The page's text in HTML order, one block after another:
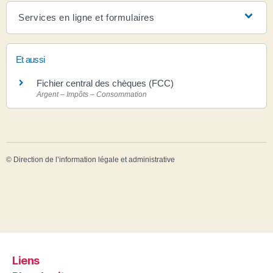
Services en ligne et formulaires
Et aussi
Fichier central des chèques (FCC)
Argent – Impôts – Consommation
© Direction de l’information légale et administrative
Liens